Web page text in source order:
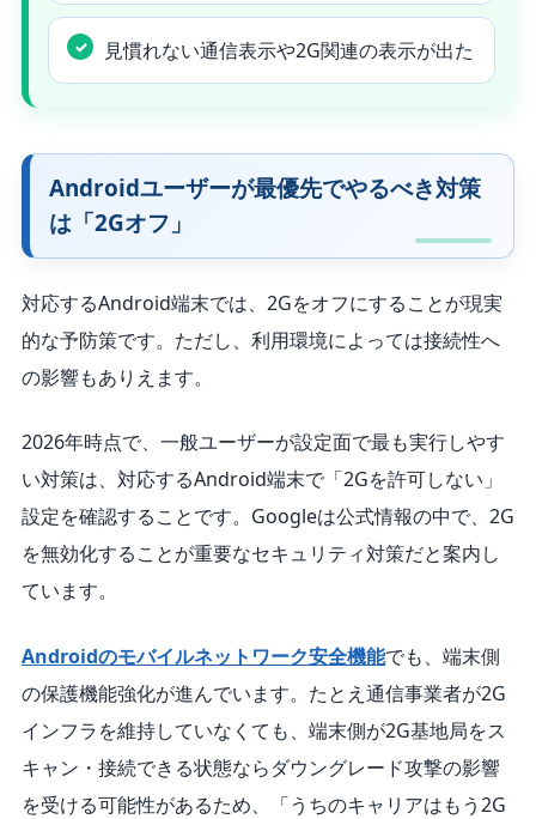
見慣れない通信表示や2G関連の表示が出た
Androidユーザーが最優先でやるべき対策
は「2Gオフ」
対応するAndroid端末では、2Gをオフにすることが現実
的な予防策です。ただし、利用環境によっては接続性へ
の影響もありえます。
2026年時点で、一般ユーザーが設定面で最も実行しやす
い対策は、対応するAndroid端末で「2Gを許可しない」
設定を確認することです。Googleは公式情報の中で、2G
を無効化することが重要なセキュリティ対策だと案内し
ています。
Androidのモバイルネットワーク安全機能でも、端末側
の保護機能強化が進んでいます。たとえ通信事業者が2G
インフラを維持していなくても、端末側が2G基地局をス
キャン・接続できる状態ならダウングレード攻撃の影響
を受ける可能性があるため、「うちのキャリアはもう2G